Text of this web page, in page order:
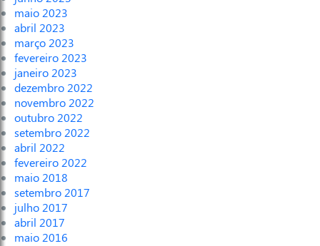
maio 2023
abril 2023
março 2023
fevereiro 2023
janeiro 2023
dezembro 2022
novembro 2022
outubro 2022
setembro 2022
abril 2022
fevereiro 2022
maio 2018
setembro 2017
julho 2017
abril 2017
maio 2016